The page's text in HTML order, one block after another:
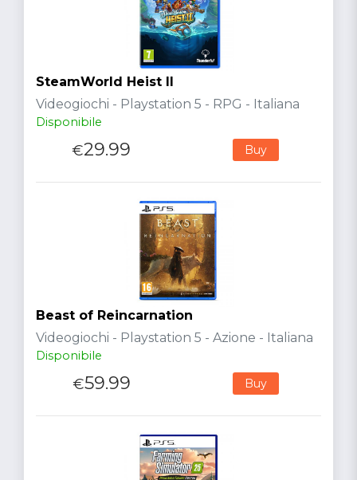
SteamWorld Heist II
Videogiochi - Playstation 5 - RPG - Italiana
Disponibile
€29.99 Buy
Beast of Reincarnation
Videogiochi - Playstation 5 - Azione - Italiana
Disponibile
€59.99 Buy